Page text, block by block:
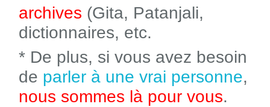
archives (Gita, Patanjali,
dictionnaires, etc.
* De plus, si vous avez besoin
de parler à une vrai personne,
nous sommes là pour vous.